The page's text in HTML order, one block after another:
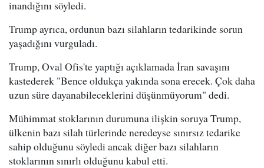
inandığını söyledi.
Trump ayrıca, ordunun bazı silahların tedarikinde sorun
yaşadığını vurguladı.
Trump, Oval Ofis'te yaptığı açıklamada İran savaşını
kastederek "Bence oldukça yakında sona erecek. Çok daha
uzun süre dayanabileceklerini düşünmüyorum" dedi.
Mühimmat stoklarının durumuna ilişkin soruya Trump,
ülkenin bazı silah türlerinde neredeyse sınırsız tedarike
sahip olduğunu söyledi ancak diğer bazı silahların
stoklarının sınırlı olduğunu kabul etti.